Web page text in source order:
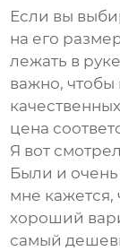
Если вы
на его
лежать в
важно, чтобы
цена
Я вот
Были и
мне кажется,
хороший
самый